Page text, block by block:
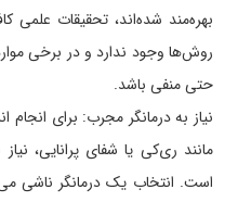
بهره‌مند شده‌اند، تحقیقات علمی
روش‌ها وجود ندارد و در برخی
حتی منفی باشد.
نیاز به درمانگر مجرب: برای
مانند ری‌کی یا شفای پرانایی،
است. انتخاب یک درمانگر ناشی